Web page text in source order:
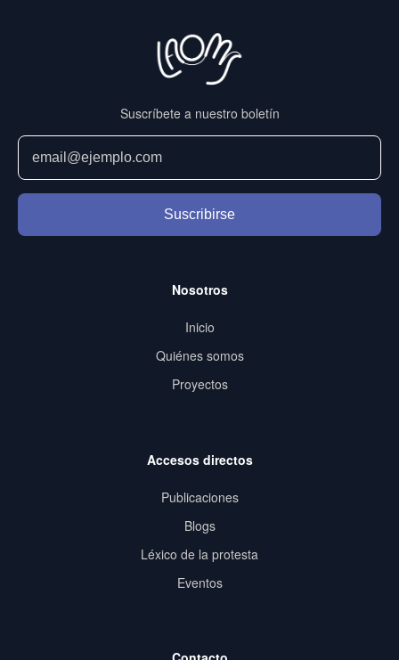
Suscríbete a nuestro boletín
Suscribirse
Nosotros
Inicio
Quiénes somos
Proyectos
Accesos directos
Publicaciones
Blogs
Léxico de la protesta
Eventos